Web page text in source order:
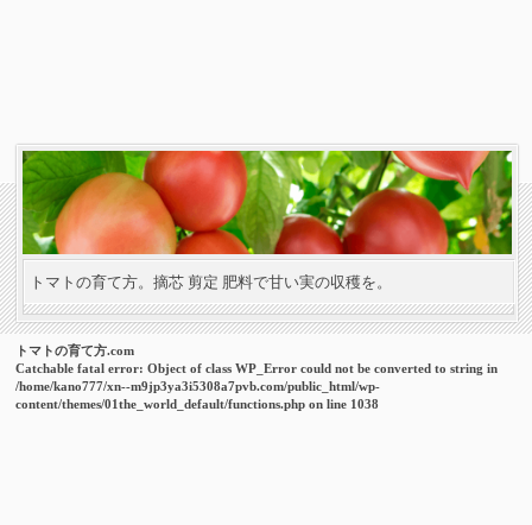
トマトの育て方。摘芯 剪定 肥料で甘い実の収穫を。
トマトの育て方.com
Catchable fatal error: Object of class WP_Error could not be converted to string in
/home/kano777/xn--m9jp3ya3i5308a7pvb.com/public_html/wp-
content/themes/01the_world_default/functions.php on line 1038